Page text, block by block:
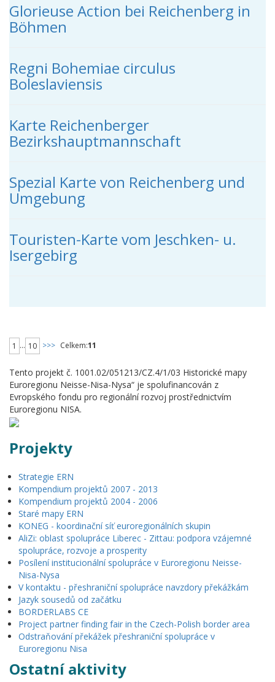
Glorieuse Action bei Reichenberg in
Böhmen
Regni Bohemiae circulus
Boleslaviensis
Karte Reichenberger
Bezirkshauptmannschaft
Spezial Karte von Reichenberg und
Umgebung
Touristen-Karte vom Jeschken- u.
Isergebirg
1 ... 10 >>> Celkem:11
Tento projekt č. 1001.02/051213/CZ.4/1/03 Historické mapy
Euroregionu Neisse-Nisa-Nysa“ je spolufinancován z
Evropského fondu pro regionální rozvoj prostřednictvím
Euroregionu NISA.
Projekty
Strategie ERN
Kompendium projektů 2007 - 2013
Kompendium projektů 2004 - 2006
Staré mapy ERN
KONEG - koordinační síť euroregionálních skupin
AliZi: oblast spolupráce Liberec - Zittau: podpora vzájemné
spolupráce, rozvoje a prosperity
Posílení institucionální spolupráce v Euroregionu Neisse-
Nisa-Nysa
V kontaktu - přeshraniční spolupráce navzdory překážkám
Jazyk sousedů od začátku
BORDERLABS CE
Project partner finding fair in the Czech-Polish border area
Odstraňování překážek přeshraniční spolupráce v
Euroregionu Nisa
Ostatní aktivity